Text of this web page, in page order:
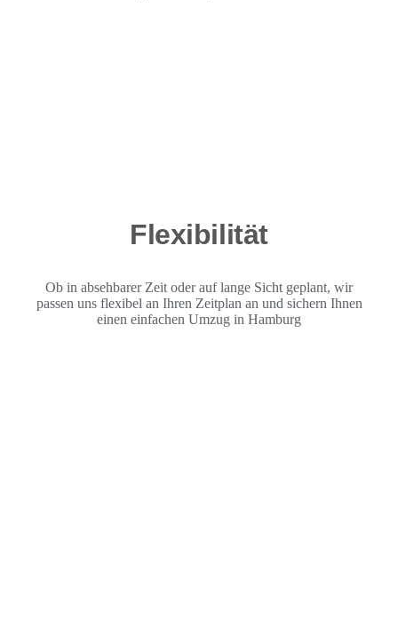
Flexibilität
Ob in absehbarer Zeit oder auf lange Sicht geplant, wir
passen uns flexibel an Ihren Zeitplan an und sichern Ihnen
einen einfachen Umzug in Hamburg